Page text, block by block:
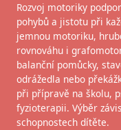
Rozvoj motoriky
pohybů a jistotu při
jemnou motoriku,
rovnováhu i
balanční pomůcky,
odrážedla nebo
při přípravě na školu,
fyzioterapii. Výběr
schopnostech dítěte.